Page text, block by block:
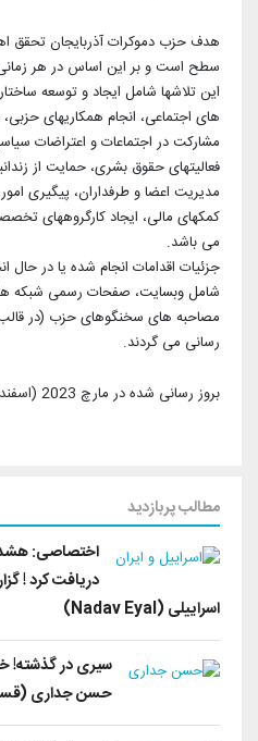
هدف حزب دموکرات آذربایجان تحقق
سطح است و بر این اساس در هر
این تلاشها شامل ایجاد و توسعه
های اجتماعی، انجام همکاریهای
مشارکت در اجتماعات و اعتراضات
فعالیتهای حقوق بشری، حمایت از
مدیریت اعضا و طرفداران، پیگیری
کمکهای مالی، ایجاد کارگروههای
می باشد.
جزئیات اقدامات انجام شده یا در
شامل وبسایت، صفحات رسمی شبکه
مصاحبه های سخنگوهای حزب (در
رسانی می گردند.
بروز رسانی شده در مارچ 2023 (اسفند 1401)
مطالب پربازدید
اختصاصی:
دریافت کرد !
اسراییلی (Nadav Eyal)
سیری در گذشته!
حسن جداری